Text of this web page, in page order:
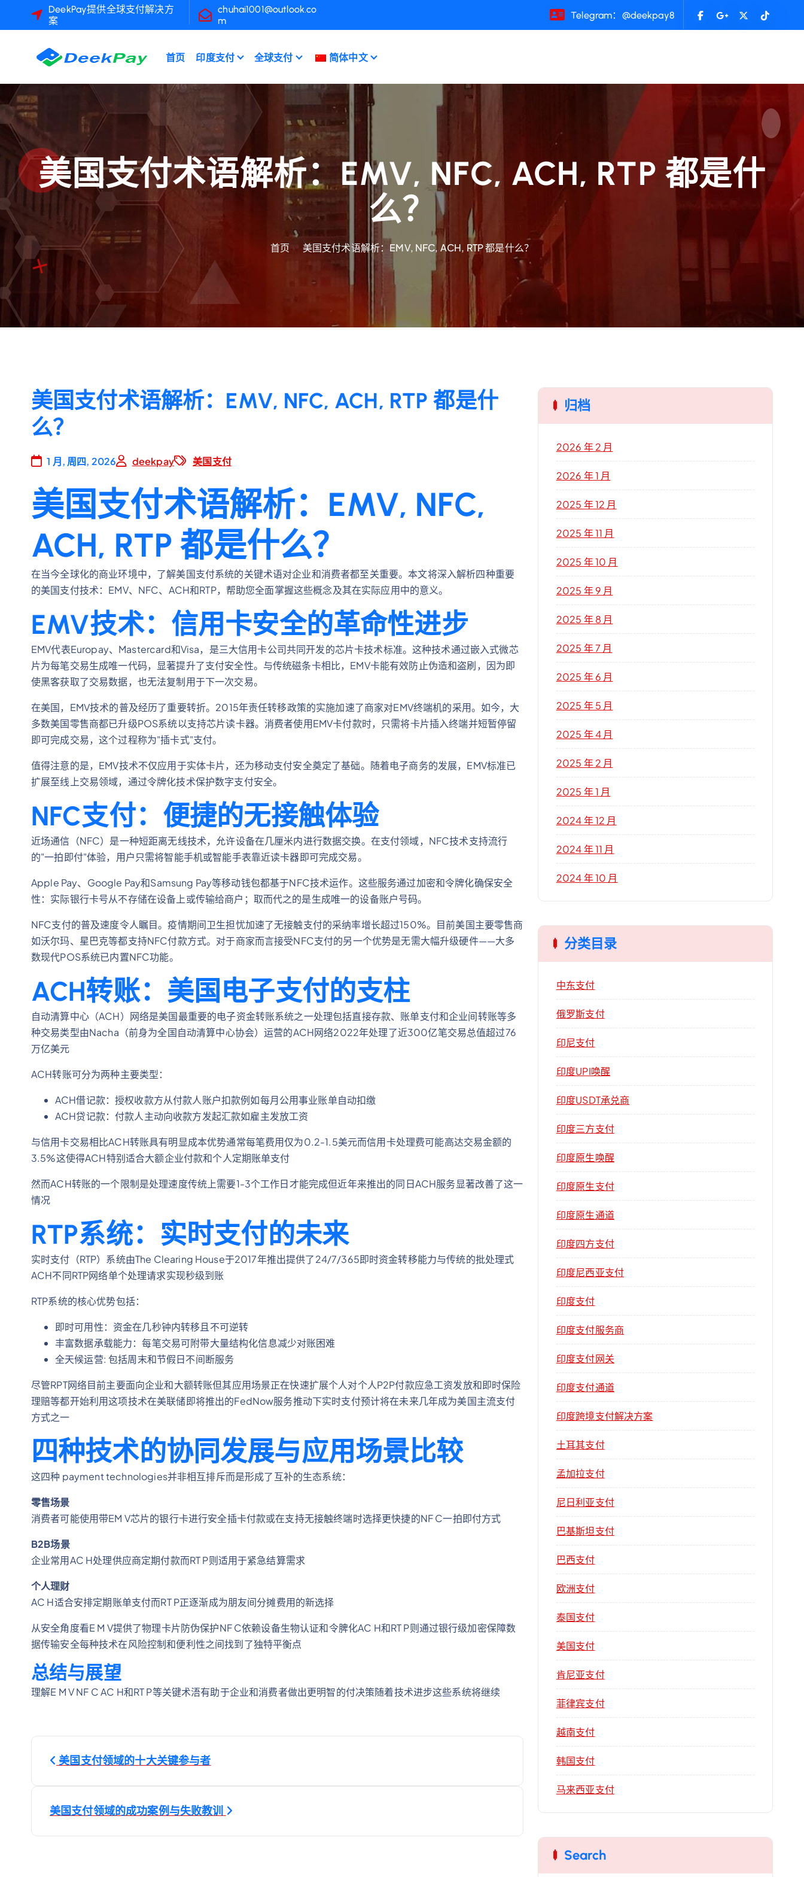
DeekPay提供全球支付解决方
案
chuhai1001@outlook.co
m
Telegram：@deekpay8
首页 印度支付 全球支付 简体中文
美国支付术语解析：EMV, NFC, ACH, RTP 都是什
么？
首页 美国支付术语解析：EMV, NFC, ACH, RTP 都是什么？
美国支付术语解析：EMV, NFC, ACH, RTP 都是什
么？
1 月, 周四, 2026 deekpay 美国支付
美国支付术语解析：EMV, NFC,
ACH, RTP 都是什么？
在当今全球化的商业环境中，了解美国支付系统的关键术语对企业和消费者都至关重要。本文将深入解析四种重要
的美国支付技术：EMV、NFC、ACH和RTP，帮助您全面掌握这些概念及其在实际应用中的意义。
EMV技术：信用卡安全的革命性进步
EMV代表Europay、Mastercard和Visa，是三大信用卡公司共同开发的芯片卡技术标准。这种技术通过嵌入式微芯
片为每笔交易生成唯一代码，显著提升了支付安全性。与传统磁条卡相比，EMV卡能有效防止伪造和盗刷，因为即
使黑客获取了交易数据，也无法复制用于下一次交易。
在美国，EMV技术的普及经历了重要转折。2015年责任转移政策的实施加速了商家对EMV终端机的采用。如今，大
多数美国零售商都已升级POS系统以支持芯片读卡器。消费者使用EMV卡付款时，只需将卡片插入终端并短暂停留
即可完成交易，这个过程称为"插卡式"支付。
值得注意的是，EMV技术不仅应用于实体卡片，还为移动支付安全奠定了基础。随着电子商务的发展，EMV标准已
扩展至线上交易领域，通过令牌化技术保护数字支付安全。
NFC支付：便捷的无接触体验
近场通信（NFC）是一种短距离无线技术，允许设备在几厘米内进行数据交换。在支付领域，NFC技术支持流行
的"一拍即付"体验，用户只需将智能手机或智能手表靠近读卡器即可完成交易。
Apple Pay、Google Pay和Samsung Pay等移动钱包都基于NFC技术运作。这些服务通过加密和令牌化确保安全
性：实际银行卡号从不存储在设备上或传输给商户；取而代之的是生成唯一的设备账户号码。
NFC支付的普及速度令人瞩目。疫情期间卫生担忧加速了无接触支付的采纳率增长超过150%。目前美国主要零售商
如沃尔玛、星巴克等都支持NFC付款方式。对于商家而言接受NFC支付的另一个优势是无需大幅升级硬件——大多
数现代POS系统已内置NFC功能。
ACH转账：美国电子支付的支柱
自动清算中心（ACH）网络是美国最重要的电子资金转账系统之一处理包括直接存款、账单支付和企业间转账等多
种交易类型由Nacha（前身为全国自动清算中心协会）运营的ACH网络2022年处理了近300亿笔交易总值超过76
万亿美元
ACH转账可分为两种主要类型：
ACH借记款：授权收款方从付款人账户扣款例如每月公用事业账单自动扣缴
ACH贷记款：付款人主动向收款方发起汇款如雇主发放工资
与信用卡交易相比ACH转账具有明显成本优势通常每笔费用仅为0.2-1.5美元而信用卡处理费可能高达交易金额的
3.5%这使得ACH特别适合大额企业付款和个人定期账单支付
然而ACH转账的一个限制是处理速度传统上需要1-3个工作日才能完成但近年来推出的同日ACH服务显著改善了这一
情况
RTP系统：实时支付的未来
实时支付（RTP）系统由The Clearing House于2017年推出提供了24/7/365即时资金转移能力与传统的批处理式
ACH不同RTP网络单个处理请求实现秒级到账
RTP系统的核心优势包括：
即时可用性：资金在几秒钟内转移且不可逆转
丰富数据承载能力：每笔交易可附带大量结构化信息减少对账困难
全天候运营: 包括周末和节假日不间断服务
尽管RPT网络目前主要面向企业和大额转账但其应用场景正在快速扩展个人对个人P2P付款应急工资发放和即时保险
理赔等都开始利用这项技术在美联储即将推出的FedNow服务推动下实时支付预计将在未来几年成为美国主流支付
方式之一
四种技术的协同发展与应用场景比较
这四种 payment technologies并非相互排斥而是形成了互补的生态系统：
零售场景
消费者可能使用带EM V芯片的银行卡进行安全插卡付款或在支持无接触终端时选择更快捷的NF C一拍即付方式
B2B场景
企业常用AC H处理供应商定期付款而RT P则适用于紧急结算需求
个人理财
AC H适合安排定期账单支​​付而RT P正逐渐成为朋友间分摊费用的新选择
从安全角度看E M V提供了物理卡片防伪保护NF C依赖设备生物认证和令脾化AC H和RT P则通过银行级加密保障数
据传输安全每种技术在风险控制和便利性之间找到了独特平衡点
总结与展望
理解E M V NF C AC H和RT P等关键术浯有助于企业和消费者做出更明智的付决策随着技术进步这些系统将继续
文
导
美国支付领域的十大关键参与者
美国支付领域的成功案例与失败教训
归档
2026 年 2 月
2026 年 1 月
2025 年 12 月
2025 年 11 月
2025 年 10 月
2025 年 9 月
2025 年 8 月
2025 年 7 月
2025 年 6 月
2025 年 5 月
2025 年 4 月
2025 年 2 月
2025 年 1 月
2024 年 12 月
2024 年 11 月
2024 年 10 月
分类目录
中东支付
俄罗斯支付
印尼支付
印度UPI唤醒
印度USDT承兑商
印度三方支付
印度原生唤醒
印度原生支付
印度原生通道
印度四方支付
印度尼西亚支付
印度支付
印度支付服务商
印度支付网关
印度支付通道
印度跨境支付解决方案
土耳其支付
孟加拉支付
尼日利亚支付
巴基斯坦支付
巴西支付
欧洲支付
泰国支付
美国支付
肯尼亚支付
菲律宾支付
越南支付
韩国支付
马来西亚支付
Search